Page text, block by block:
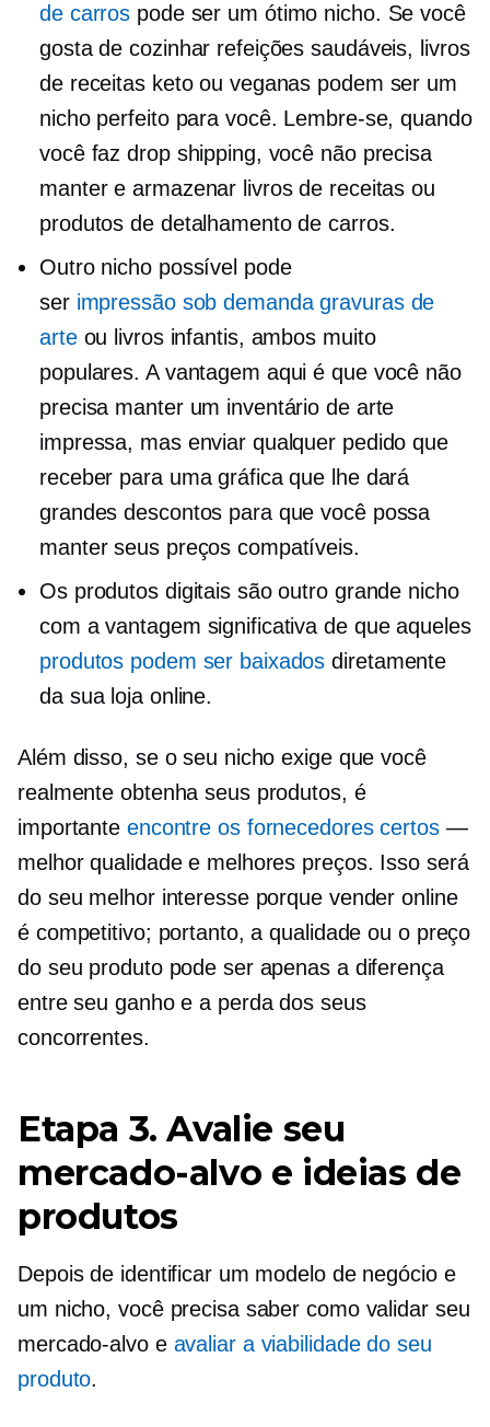
de carros pode ser um ótimo nicho. Se você
gosta de cozinhar refeições saudáveis, livros
de receitas keto ou veganas podem ser um
nicho perfeito para você. Lembre-se, quando
você faz drop shipping, você não precisa
manter e armazenar livros de receitas ou
produtos de detalhamento de carros.
Outro nicho possível pode
ser impressão sob demandagravuras de
arteou livros infantis, ambos muito
populares. A vantagem aqui é que você não
precisa manter um inventário de arte
impressa, mas enviar qualquer pedido que
receber para uma gráfica que lhe dará
grandes descontos para que você possa
manter seus preços compatíveis.
Os produtos digitais são outro grande nicho
com a vantagem significativa de que aqueles
produtos podem ser baixados diretamente
da sua loja online.
Além disso, se o seu nicho exige que você
realmente obtenha seus produtos, é
importante encontre os fornecedores certos—
melhor qualidade e melhores preços. Isso será
do seu melhor interesse porque vender online
é competitivo; portanto, a qualidade ou o preço
do seu produto pode ser apenas a diferença
entre seu ganho e a perda dos seus
concorrentes.
Etapa 3. Avalie seu
mercado-alvo e ideias de
produtos
Depois de identificar um modelo de negócio e
um nicho, você precisa saber como validar seu
mercado-alvo e avaliar a viabilidade do seu
produto.